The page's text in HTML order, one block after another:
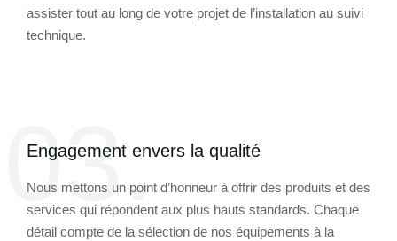
assister tout au long de votre projet de l’installation au suivi
technique.
03.
Engagement envers la qualité
Nous mettons un point d’honneur à offrir des produits et des
services qui répondent aux plus hauts standards. Chaque
détail compte de la sélection de nos équipements à la